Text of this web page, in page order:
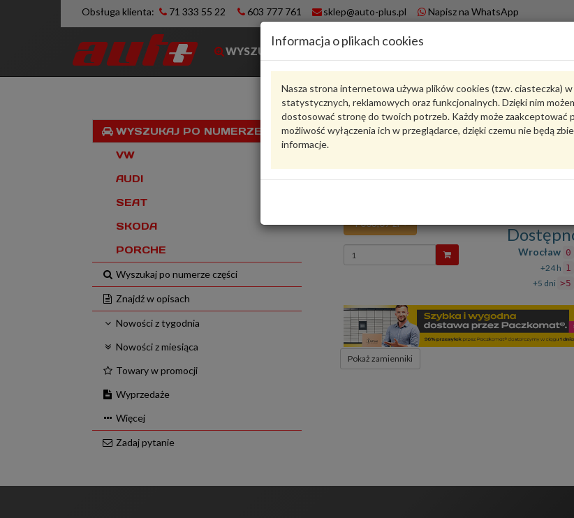
Obsługa klienta: 71 333 55 22 603 777 761 sklep@auto-plus.pl Napisz na WhatsApp
WYSZUKIWARKA
Informacja o plikach cookies
Nasza strona internetowa używa plików cookies (tzw. ciasteczka) w
statystycznych, reklamowych oraz funkcjonalnych. Dzięki nim
dostosować stronę do twoich potrzeb. Każdy może zaakceptować
możliwość wyłączenia ich w przeglądarce, dzięki czemu nie będą
informacje.
WYSZUKAJ PO NUMERZE VIN
VW
AUDI
SEAT
SKODA
PORCHE
Wyszukaj po numerze części
Znajdź w opisach
Nowości z tygodnia
Nowości z miesiąca
Towary w promocji
Wyprzedaże
Więcej
Zadaj pytanie
Karta produktu
VAG - produkt oryginalny VW AUDI SEAT SKODA
4 003,07 zł
Wprowadź
ilość
Wrocław 0
+24 h 1
+5 dni >5
Pokaż zamienniki